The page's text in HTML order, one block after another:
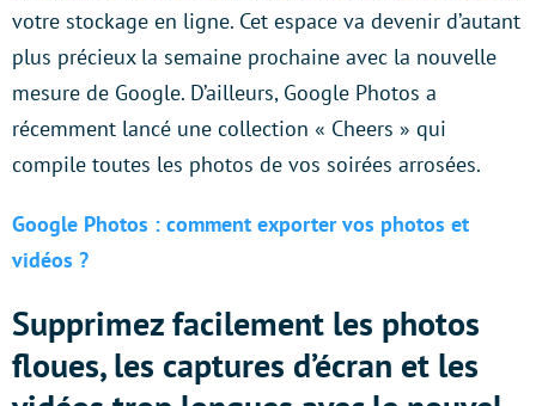
votre stockage en ligne. Cet espace va devenir d’autant
plus précieux la semaine prochaine avec la nouvelle
mesure de Google. D’ailleurs, Google Photos a
récemment lancé une collection « Cheers » qui
compile toutes les photos de vos soirées arrosées.
Google Photos : comment exporter vos photos et
vidéos ?
Supprimez facilement les photos
floues, les captures d’écran et les